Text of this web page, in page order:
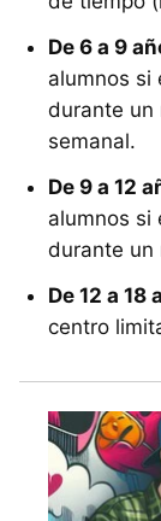
De 6 a 9
alumnos si
durante un
semanal.
De 9 a 12
alumnos si
durante un
De 12 a 18
centro